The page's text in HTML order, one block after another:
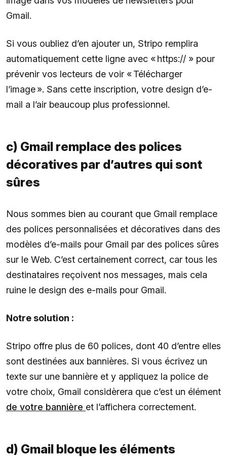
Gmail.
Si vous oubliez d’en ajouter un, Stripo remplira
automatiquement cette ligne avec « https:// » pour
prévenir vos lecteurs de voir « Télécharger
l’image ». Sans cette inscription, votre design d’e-
mail a l’air beaucoup plus professionnel.
c) Gmail remplace des polices
décoratives par d’autres qui sont
sûres
Nous sommes bien au courant que Gmail remplace
des polices personnalisées et décoratives dans des
modèles d’e-mails pour Gmail par des polices sûres
sur le Web. C’est certainement correct, car tous les
destinataires reçoivent nos messages, mais cela
ruine le design des e-mails pour Gmail.
Notre solution :
Stripo offre plus de 60 polices, dont 40 d’entre elles
sont destinées aux bannières. Si vous écrivez un
texte sur une bannière et y appliquez la police de
votre choix, Gmail considèrera que c’est un élément
de votre bannière et l’affichera correctement.
d) Gmail bloque les éléments